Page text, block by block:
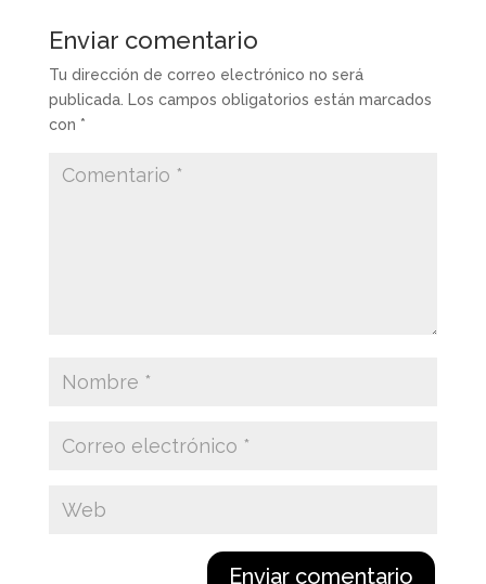
Enviar comentario
Tu dirección de correo electrónico no será
publicada. Los campos obligatorios están marcados
con *